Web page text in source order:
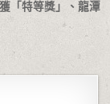
「特等獎」、龍潭